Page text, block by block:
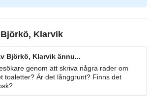
Björkö, Klarvik
Björkö, Klarvik ännu...
genom att skriva några rader om
toaletter? Är det långgrunt? Finns det